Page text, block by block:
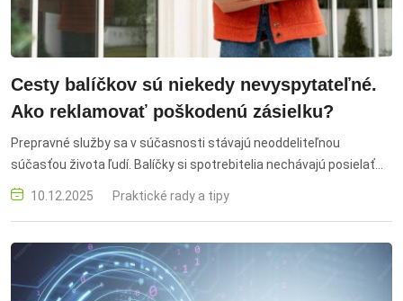
Cesty balíčkov sú niekedy nevyspytateľné.
Ako reklamovať poškodenú zásielku?
Prepravné služby sa v súčasnosti stávajú neoddeliteľnou
súčasťou života ľudí. Balíčky si spotrebitelia nechávajú posielať
nielen domov a do práce, ale aj do výdajných boxov, ktoré neustále
pribúdajú. Hoci stále väčšie množstvo zásielok obsahuje tovar
10.12.2025 Praktické rady a tipy